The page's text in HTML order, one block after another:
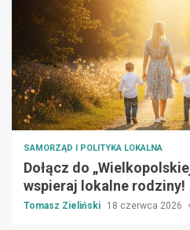
SAMORZĄD I POLITYKA LOKALNA
Dołącz do
wspieraj lokalne rodziny!
Tomasz Zieliński 18 czerwca 2026